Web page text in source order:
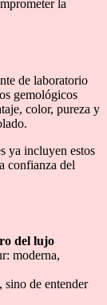
la
de laboratorio
gemológicos
color, pureza y
ya incluyen estos
confianza del
del lujo
moderna,
sino de entender